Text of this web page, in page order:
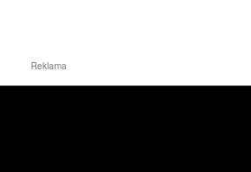
Reklama